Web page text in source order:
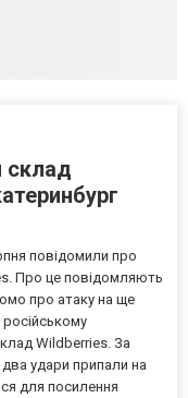
склад
повідомили про
Про це повідомляють
про атаку на ще
Wildberries. За
удари припали на
для посилення